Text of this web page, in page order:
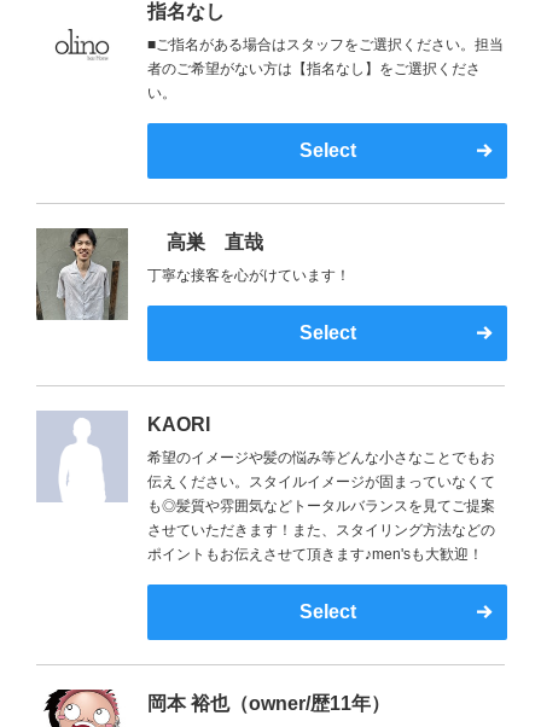
指名なし
■ご指名がある場合はスタッフをご選択ください。担当
者のご希望がない方は【指名なし】をご選択くださ
い。
Select
高巣 直哉
丁寧な接客を心がけています！
Select
KAORI
希望のイメージや髪の悩み等どんな小さなことでもお
伝えください。スタイルイメージが固まっていなくて
も◎髪質や雰囲気などトータルバランスを見てご提案
させていただきます！また、スタイリング方法などの
ポイントもお伝えさせて頂きます♪men'sも大歓迎！
Select
岡本 裕也（owner/歴11年）